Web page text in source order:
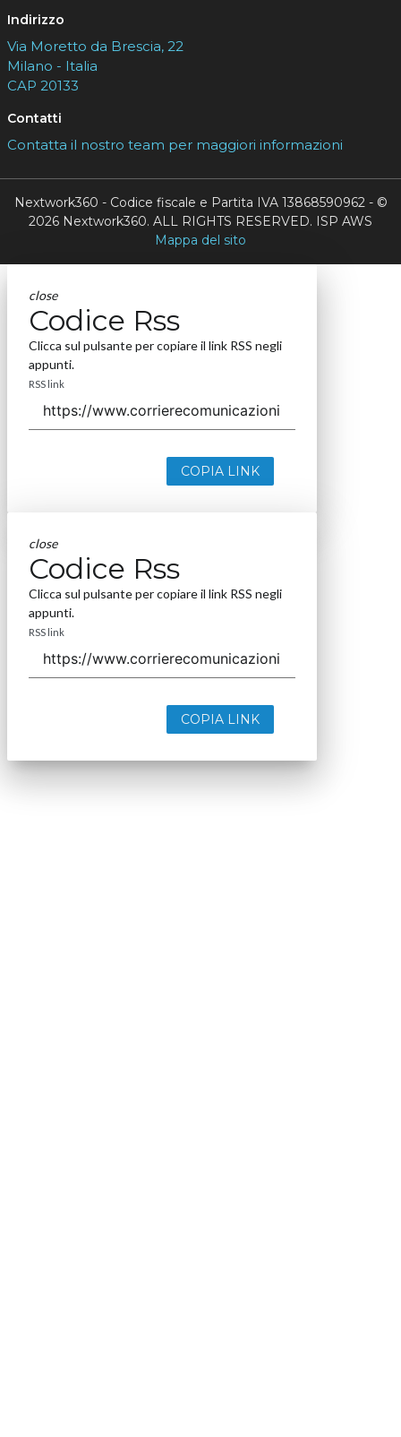
Indirizzo
Via Moretto da Brescia, 22
Milano - Italia
CAP 20133
Contatti
Contatta il nostro team per maggiori informazioni
Nextwork360 - Codice fiscale e Partita IVA 13868590962 - ©
2026 Nextwork360. ALL RIGHTS RESERVED. ISP AWS
Mappa del sito
close
Codice Rss
Clicca sul pulsante per copiare il link RSS negli
appunti.
RSS link
COPIA LINK
close
Codice Rss
Clicca sul pulsante per copiare il link RSS negli
appunti.
RSS link
COPIA LINK